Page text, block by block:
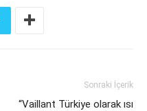
Sonraki İçerik
“Vaillant Türkiye olarak ısı